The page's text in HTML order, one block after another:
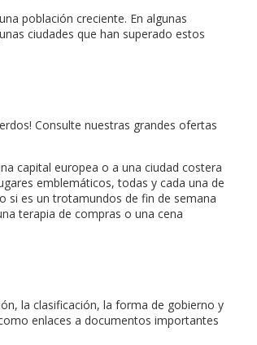
población creciente. En algunas
ciudades que han superado estos
Consulte nuestras grandes ofertas
capital europea o a una ciudad costera
emblemáticos, todas y cada una de
si es un trotamundos de fin de semana
terapia de compras o una cena
la clasificación, la forma de gobierno y
enlaces a documentos importantes